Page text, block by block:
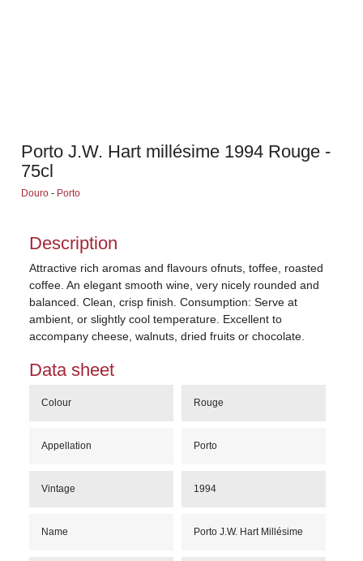
Porto J.W. Hart millésime 1994 Rouge -
75cl
Douro - Porto
Description
Attractive rich aromas and flavours ofnuts, toffee, roasted
coffee. An elegant smooth wine, very nicely rounded and
balanced. Clean, crisp finish. Consumption: Serve at
ambient, or slightly cool temperature. Excellent to
accompany cheese, walnuts, dried fruits or chocolate.
Data sheet
Colour Rouge
Appellation Porto
Vintage 1994
Name Porto J.W. Hart Millésime